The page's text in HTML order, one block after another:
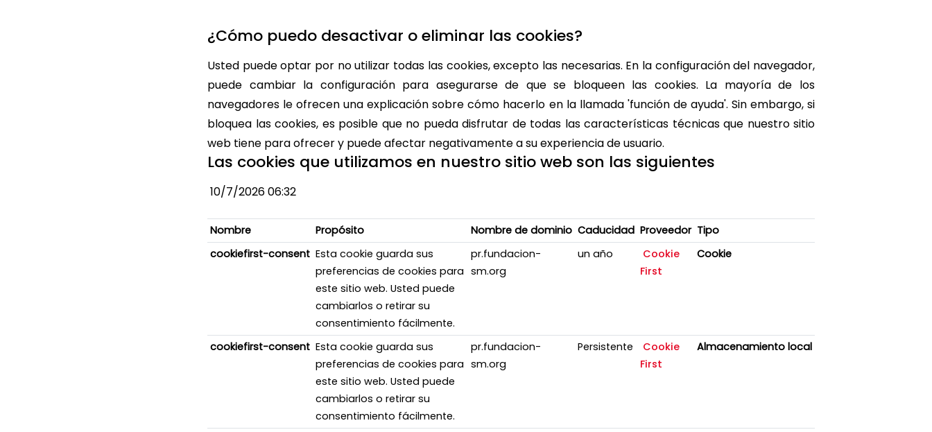
¿Cómo puedo desactivar o eliminar las cookies?
Usted puede optar por no utilizar todas las cookies, excepto las necesarias. En la configuración del navegador,
puede cambiar la configuración para asegurarse de que se bloqueen las cookies. La mayoría de los
navegadores le ofrecen una explicación sobre cómo hacerlo en la llamada 'función de ayuda'. Sin embargo, si
bloquea las cookies, es posible que no pueda disfrutar de todas las características técnicas que nuestro sitio
web tiene para ofrecer y puede afectar negativamente a su experiencia de usuario.
Las cookies que utilizamos en nuestro sitio web son las siguientes
10/7/2026 06:32
Nombre Propósito Nombre de dominio Caducidad Proveedor Tipo
cookiefirst-consent Esta cookie guarda sus
preferencias de cookies para
este sitio web. Usted puede
cambiarlos o retirar su
consentimiento fácilmente.
pr.fundacion-
sm.org
un año
Cookie
First
Cookie
cookiefirst-consent Esta cookie guarda sus
preferencias de cookies para
este sitio web. Usted puede
cambiarlos o retirar su
consentimiento fácilmente.
pr.fundacion-
sm.org
Persistente
Cookie
First
Almacenamiento local